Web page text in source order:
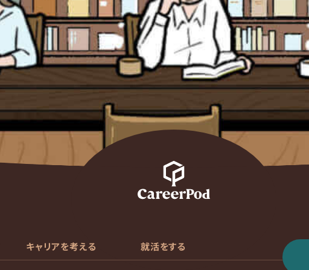
キャリアを考える 就活をする